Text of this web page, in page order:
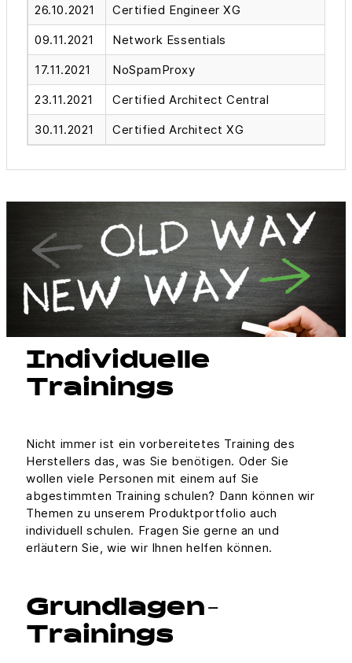
26.10.2021
Certified Engineer XG
09.11.2021
Network Essentials
17.11.2021
NoSpamProxy
23.11.2021
Certified Architect Central
30.11.2021
Certified Architect XG
Individuelle
Trainings
Nicht immer ist ein vorbereitetes Training des
Herstellers das, was Sie benötigen. Oder Sie
wollen viele Personen mit einem auf Sie
abgestimmten Training schulen? Dann können wir
Themen zu unserem Produktportfolio auch
individuell schulen. Fragen Sie gerne an und
erläutern Sie, wie wir Ihnen helfen können.
Grundlagen-
Trainings